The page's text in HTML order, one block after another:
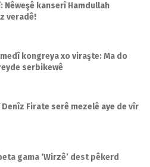
Nêweşê kanserî Hamdullah
veradê!
kongreya xo viraşte: Ma do
serbikewê
Denîz Firate serê mezelê aye de vîr
gama ‘Wirzê’ dest pêkerd